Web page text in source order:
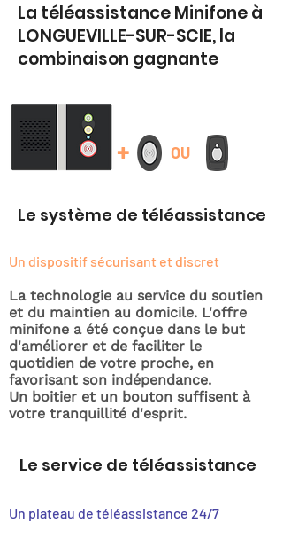
La téléassistance Minifone à
LONGUEVILLE-SUR-SCIE, la
combinaison gagnante
+ OU
Le système de téléassistance
Un dispositif sécurisant et discret
La technologie au service du soutien
et du maintien au domicile. L'offre
minifone a été conçue dans le but
d'améliorer et de faciliter le
quotidien de votre proche, en
favorisant son indépendance.
Un boitier et un bouton suffisent à
votre tranquillité d'esprit.
Le service de téléassistance
Un plateau de téléassistance 24/7